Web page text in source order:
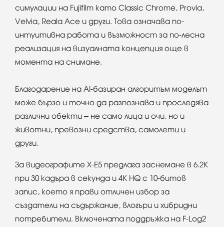
симулации на Fujifilm като Classic Chrome, Provia,
Velvia, Reala Ace и други. Това означава по-
интуитивна работа и възможност за по-лесна
реализация на визуалната концепция още в
момента на снимане.
Благодарение на AI-базиран алгоритъм моделът
може бързо и точно да разпознава и проследява
различни обекти – не само лица и очи, но и
животни, превозни средства, самолети и
други.
За видеографите X-E5 предлага заснемане в 6.2K
при 30 кадъра в секунда и 4K HQ с 10-битов
запис, което я прави отличен избор за
създатели на съдържание, влогъри и хибридни
потребители. Включената поддръжка на F-Log2